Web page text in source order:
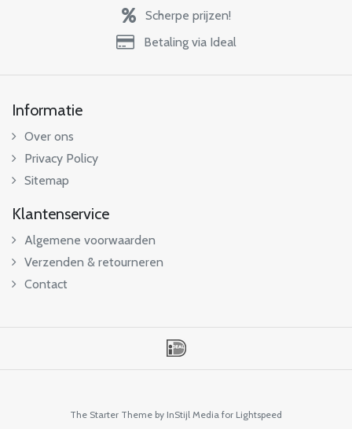
Scherpe prijzen!
Betaling via Ideal
Informatie
Over ons
Privacy Policy
Sitemap
Klantenservice
Algemene voorwaarden
Verzenden & retourneren
Contact
The Starter Theme by InStijl Media for Lightspeed